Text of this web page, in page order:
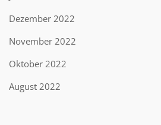
Dezember 2022
November 2022
Oktober 2022
August 2022